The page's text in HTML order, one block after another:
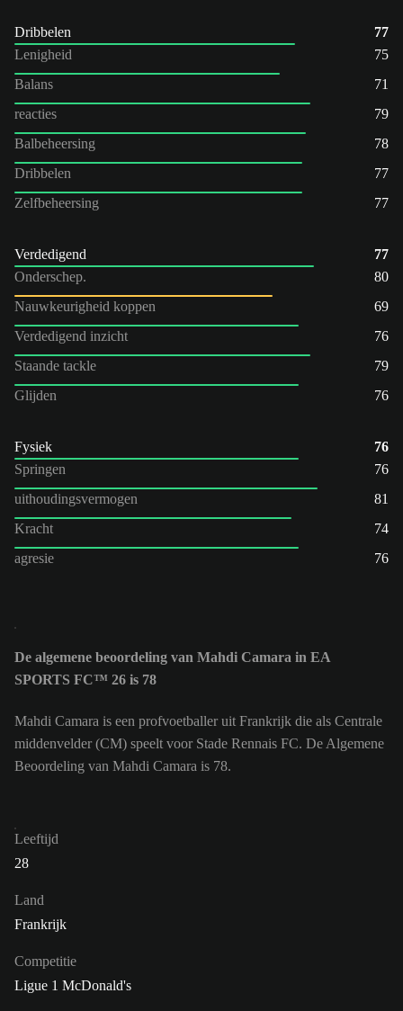
Dribbelen
77
Lenigheid
75
Balans
71
reacties
79
Balbeheersing
78
Dribbelen
77
Zelfbeheersing
77
Verdedigend
77
Onderschep.
80
Nauwkeurigheid koppen
69
Verdedigend inzicht
76
Staande tackle
79
Glijden
76
Fysiek
76
Springen
76
uithoudingsvermogen
81
Kracht
74
agresie
76
De algemene beoordeling van Mahdi Camara in EA
SPORTS FC™ 26 is 78
Mahdi Camara is een profvoetballer uit Frankrijk die als Centrale
middenvelder (CM) speelt voor Stade Rennais FC. De Algemene
Beoordeling van Mahdi Camara is 78.
Leeftijd
28
Land
Frankrijk
Competitie
Ligue 1 McDonald's